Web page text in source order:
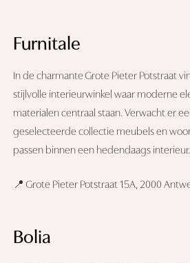
Furnitale
In de charmante Grote Pieter Potstraat
stijlvolle interieurwinkel waar moderne
materialen centraal staan. Verwacht er
geselecteerde collectie meubels en
passen binnen een hedendaags interieur.
📍 Grote Pieter Potstraat 15A, 2000
Bolia